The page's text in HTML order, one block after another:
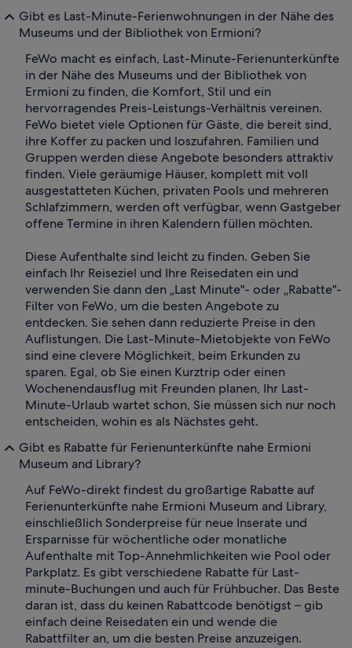
Gibt es Last-Minute-Ferienwohnungen in der Nähe des
Museums und der Bibliothek von Ermioni?
FeWo macht es einfach, Last-Minute-Ferienunterkünfte
in der Nähe des Museums und der Bibliothek von
Ermioni zu finden, die Komfort, Stil und ein
hervorragendes Preis-Leistungs-Verhältnis vereinen.
FeWo bietet viele Optionen für Gäste, die bereit sind,
ihre Koffer zu packen und loszufahren. Familien und
Gruppen werden diese Angebote besonders attraktiv
finden. Viele geräumige Häuser, komplett mit voll
ausgestatteten Küchen, privaten Pools und mehreren
Schlafzimmern, werden oft verfügbar, wenn Gastgeber
offene Termine in ihren Kalendern füllen möchten.
Diese Aufenthalte sind leicht zu finden. Geben Sie
einfach Ihr Reiseziel und Ihre Reisedaten ein und
verwenden Sie dann den „Last Minute"- oder „Rabatte"-
Filter von FeWo, um die besten Angebote zu
entdecken. Sie sehen dann reduzierte Preise in den
Auflistungen. Die Last-Minute-Mietobjekte von FeWo
sind eine clevere Möglichkeit, beim Erkunden zu
sparen. Egal, ob Sie einen Kurztrip oder einen
Wochenendausflug mit Freunden planen, Ihr Last-
Minute-Urlaub wartet schon, Sie müssen sich nur noch
entscheiden, wohin es als Nächstes geht.
Gibt es Rabatte für Ferienunterkünfte nahe Ermioni
Museum and Library?
Auf FeWo-direkt findest du großartige Rabatte auf
Ferienunterkünfte nahe Ermioni Museum and Library,
einschließlich Sonderpreise für neue Inserate und
Ersparnisse für wöchentliche oder monatliche
Aufenthalte mit Top-Annehmlichkeiten wie Pool oder
Parkplatz. Es gibt verschiedene Rabatte für Last-
minute-Buchungen und auch für Frühbucher. Das Beste
daran ist, dass du keinen Rabattcode benötigst – gib
einfach deine Reisedaten ein und wende die
Rabattfilter an, um die besten Preise anzuzeigen.